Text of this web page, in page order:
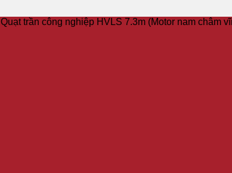
Quạt trần công nghiệp HVLS 7.3m (Motor nam châm